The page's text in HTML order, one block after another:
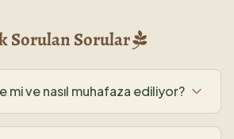
Sorulan Sorular
mi ve nasıl muhafaza ediliyor?